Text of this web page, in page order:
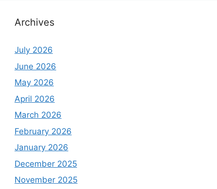
Archives
July 2026
June 2026
May 2026
April 2026
March 2026
February 2026
January 2026
December 2025
November 2025